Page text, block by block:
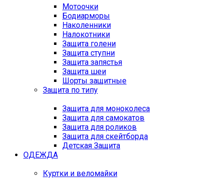
Мотоочки
Бодиарморы
Наколенники
Налокотники
Защита голени
Защита ступни
Защита запястья
Защита шеи
Шорты защитные
Защита по типу
Защита для моноколеса
Защита для самокатов
Защита для роликов
Защита для скейтборда
Детская Защита
ОДЕЖДА
Куртки и веломайки